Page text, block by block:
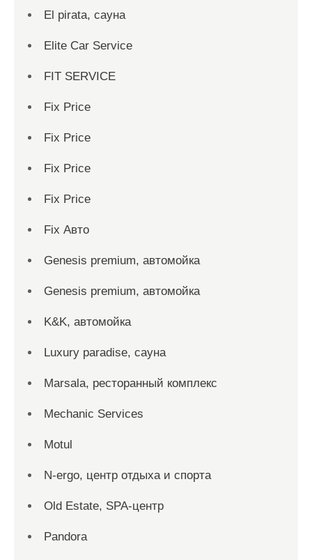
El pirata, сауна
Elite Car Service
FIT SERVICE
Fix Price
Fix Price
Fix Price
Fix Price
Fix Авто
Genesis premium, автомойка
Genesis premium, автомойка
K&K, автомойка
Luxury paradise, сауна
Marsala, ресторанный комплекс
Mechanic Services
Motul
N-ergo, центр отдыха и спорта
Old Estate, SPA-центр
Pandora